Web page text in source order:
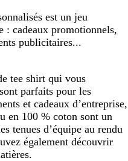
est un jeu
: cadeaux promotionnels,
publicitaires...
tee shirt qui vous
parfaits pour les
et cadeaux d’entreprise,
en 100 % coton sont un
tenues d’équipe au rendu
également découvrir